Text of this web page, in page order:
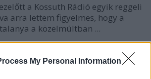
My Personal Information
a Kossuth Rádió egyik reggeli
arra lettem figyelmes, hogy a
a közelmúltban ...